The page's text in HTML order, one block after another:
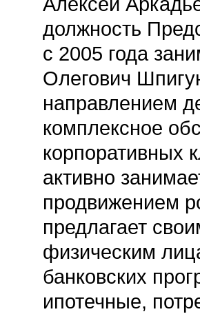
должность
с 2005 года
Олегович
направлением
комплексное
корпоративных
активно
продвижением
предлагает
физическим
банковских
ипотечные,